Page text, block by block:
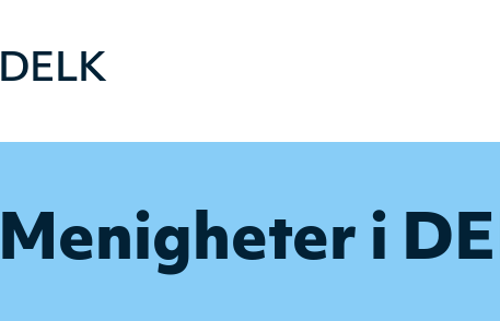
DELK
Menigheter i